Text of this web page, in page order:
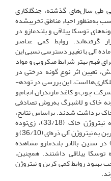
طی سال‌های گذشته، جنگلکاری
به‌منظور احیاء مناطق تخریب­شده
توسکا ییلاقی و ‏بلندمازو در
گرفته‌‌اند. روابط کمی عناصر
آلی با تغییر دسترسی نسبی این
فهم بهتر شرایط ‏میکروبی و مواد
تعیین اثر نوع گونه درختی در
سنین مختلف بر ‏روابط کمی در این جنگلکاری‌ها است. این بررسی در توده­
شرکت ‏چوب و کاغذ مازندران انجام و
از عرصه‌ها، تعداد 30 نمونه خاک و لاشبرگ به‌روش تصادفی
‏سیستماتیک از عمق 10 سانتی‌متری خاک برداشت شدند.‏‎ ‎براساس نتایج،
بیشترین‎ ‎مقادیر روابط کمی کربن به ‏نیتروژن خاک (33/18)، زی‌توده
میکروبی کربن به نیتروژن (88/15)، کربن به نیتروژن آلی ذره‌ای (36/10) و
‏کربن به نیتروژن آلی محلول (00/3) در سنین بالاتر بلندمازو مشاهده
ییلاقی داشتند. همچنین،
بهبود روابط کمی ‏کربن و نیتروژن